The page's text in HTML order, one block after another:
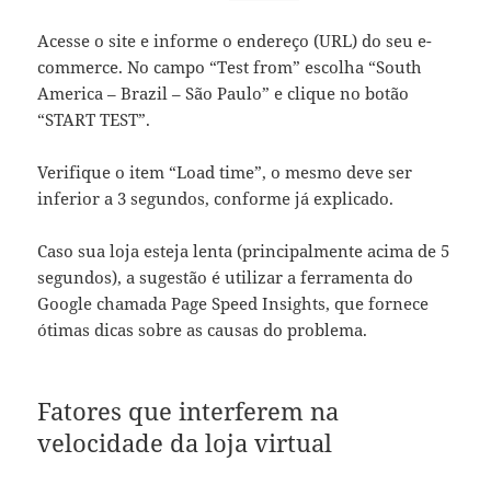
Acesse o site e informe o endereço (URL) do seu e-
commerce. No campo “Test from” escolha “South
America – Brazil – São Paulo” e clique no botão
“START TEST”.
Verifique o item “Load time”, o mesmo deve ser
inferior a 3 segundos, conforme já explicado.
Caso sua loja esteja lenta (principalmente acima de 5
segundos), a sugestão é utilizar a ferramenta do
Google chamadaPage Speed Insights, que fornece
ótimas dicas sobre as causas do problema.
Fatores que interferem na
velocidade da loja virtual